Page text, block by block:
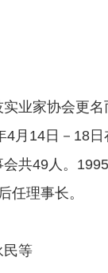
业家协会更
月14日－18
共49人。
任理事长。
民等